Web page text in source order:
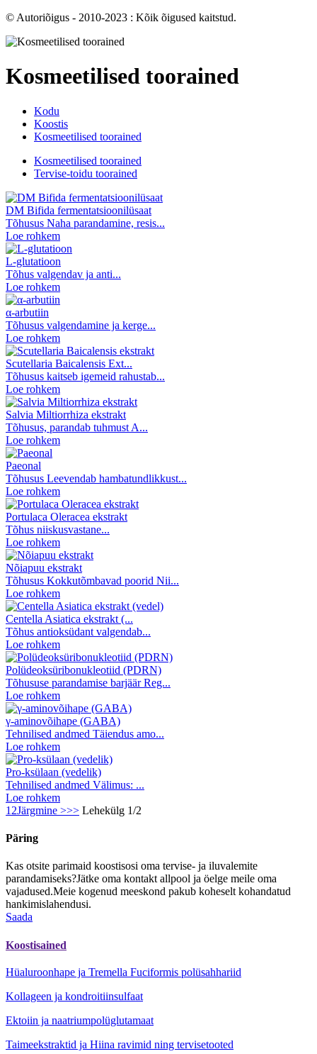
© Autoriõigus - 2010-2023 : Kõik õigused kaitstud.
Kosmeetilised toorained
Kodu
Koostis
Kosmeetilised toorained
Kosmeetilised toorained
Tervise-toidu toorained
DM Bifida fermentatsioonilüsaat
Tõhusus Naha parandamine, resis...
Loe rohkem
L-glutatioon
Tõhus valgendav ja anti...
Loe rohkem
α-arbutiin
Tõhusus valgendamine ja kerge...
Loe rohkem
Scutellaria Baicalensis Ext...
Tõhusus kaitseb igemeid rahustab...
Loe rohkem
Salvia Miltiorrhiza ekstrakt
Tõhusus, parandab tuhmust A...
Loe rohkem
Paeonal
Tõhusus Leevendab hambatundlikkust...
Loe rohkem
Portulaca Oleracea ekstrakt
Tõhus niiskusvastane...
Loe rohkem
Nõiapuu ekstrakt
Tõhusus Kokkutõmbavad poorid Nii...
Loe rohkem
Centella Asiatica ekstrakt (...
Tõhus antioksüdant valgendab...
Loe rohkem
Polüdeoksüribonukleotiid (PDRN)
Tõhususe parandamise barjäär Reg...
Loe rohkem
γ-aminovõihape (GABA)
Tehnilised andmed Täiendus amo...
Loe rohkem
Pro-ksülaan (vedelik)
Tehnilised andmed Välimus: ...
Loe rohkem
1 2Järgmine >>> Lehekülg 1/2
Päring
Kas otsite parimaid koostisosi oma tervise- ja iluvalemite
parandamiseks?Jätke oma kontakt allpool ja öelge meile oma
vajadused.Meie kogenud meeskond pakub koheselt kohandatud
hankimislahendusi.
Saada
Koostisained
Hüaluroonhape ja Tremella Fuciformis polüsahhariid
Kollageen ja kondroitiinsulfaat
Ektoiin ja naatriumpolüglutamaat
Taimeekstraktid ja Hiina ravimid ning tervisetooted